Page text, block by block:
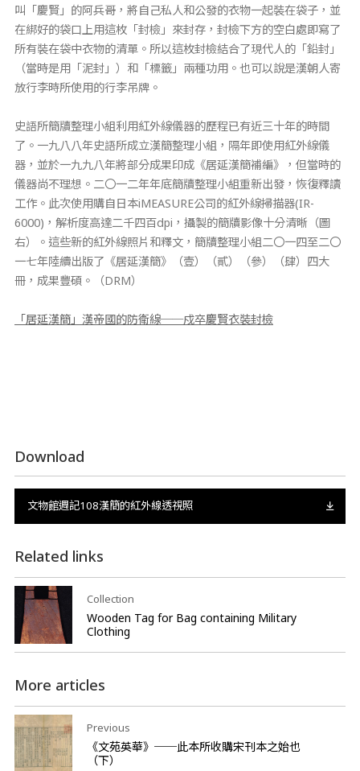
叫「慶賢」的阿兵哥，將自己私人和公發的衣物一起裝在袋子，並
在綁好的袋口上用這枚「封檢」來封存，封檢下方的空白處即寫了
所有裝在袋中衣物的清單。所以這枚封檢結合了現代人的「鉛封」
（當時是用「泥封」）和「標籤」兩種功用。也可以說是漢朝人寄
放行李時所使用的行李吊牌。
史語所簡牘整理小組利用紅外線儀器的歷程已有近三十年的時間
了。一九八八年史語所成立漢簡整理小組，隔年即使用紅外線儀
器，並於一九九八年將部分成果印成《居延漢簡補編》，但當時的
儀器尚不理想。二〇一二年年底簡牘整理小組重新出發，恢復釋讀
工作。此次使用購自日本iMEASURE公司的紅外線掃描器(IR-
6000)，解析度高達二千四百dpi，攝製的簡牘影像十分清晰（圖
右）。這些新的紅外線照片和釋文，簡牘整理小組二〇一四至二〇
一七年陸續出版了《居延漢簡》（壹）（貳）（參）（肆）四大
冊，成果豐碩。（DRM）
「居延漢簡」漢帝國的防衛線──戍卒慶賢衣裝封檢
Download
文物館週記108漢簡的紅外線透視照
Related links
Collection
Wooden Tag for Bag containing Military
Clothing
More articles
Previous
《文苑英華》──此本所收購宋刊本之始也
（下）